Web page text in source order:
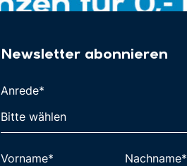
Newsletter abonnieren
Anrede*
Vorname* Nachname*